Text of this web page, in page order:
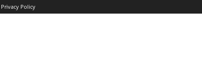
Privacy Policy